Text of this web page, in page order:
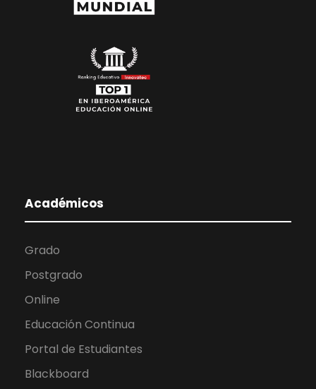
Académicos
Grado
Postgrado
Online
Educación Continua
Portal de Estudiantes
Blackboard